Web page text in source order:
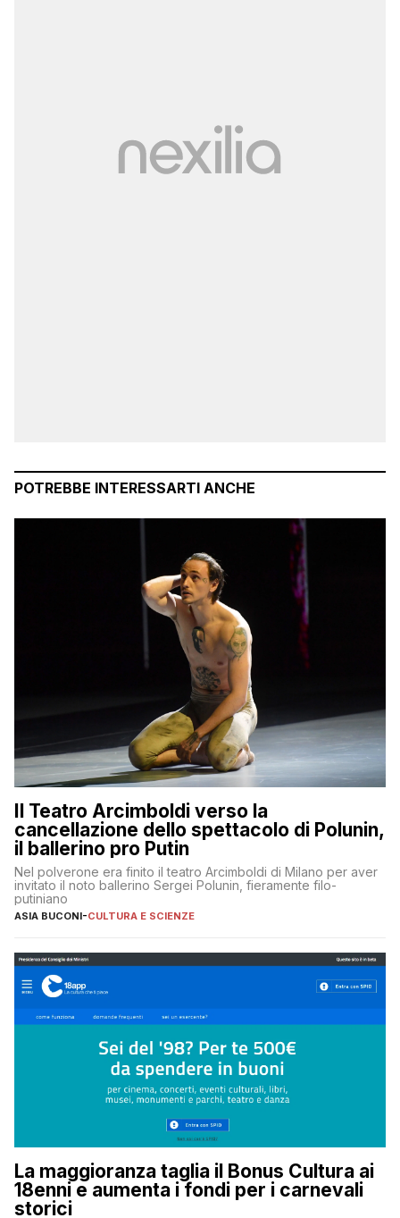
POTREBBE INTERESSARTI ANCHE
Il Teatro Arcimboldi verso la
cancellazione dello spettacolo di Polunin,
il ballerino pro Putin
Nel polverone era finito il teatro Arcimboldi di Milano per aver
invitato il noto ballerino Sergei Polunin, fieramente filo-
putiniano
ASIA BUCONI-CULTURA E SCIENZE
La maggioranza taglia il Bonus Cultura ai
18enni e aumenta i fondi per i carnevali
storici